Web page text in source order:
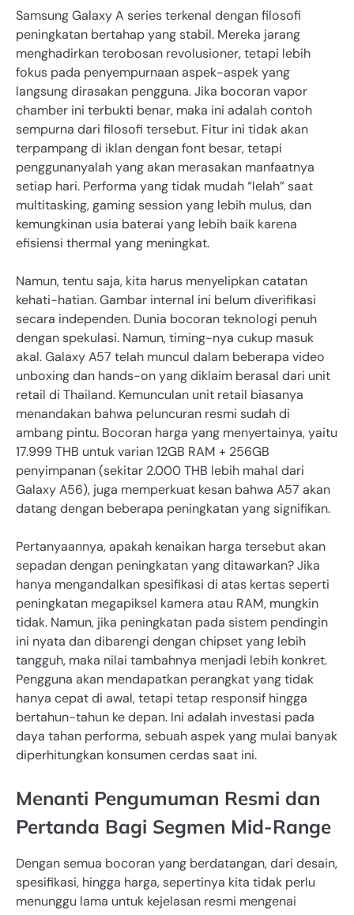
Samsung Galaxy A series terkenal dengan filosofi
peningkatan bertahap yang stabil. Mereka jarang
menghadirkan terobosan revolusioner, tetapi lebih
fokus pada penyempurnaan aspek-aspek yang
langsung dirasakan pengguna. Jika bocoran vapor
chamber ini terbukti benar, maka ini adalah contoh
sempurna dari filosofi tersebut. Fitur ini tidak akan
terpampang di iklan dengan font besar, tetapi
penggunanyalah yang akan merasakan manfaatnya
setiap hari. Performa yang tidak mudah “lelah” saat
multitasking, gaming session yang lebih mulus, dan
kemungkinan usia baterai yang lebih baik karena
efisiensi thermal yang meningkat.
Namun, tentu saja, kita harus menyelipkan catatan
kehati-hatian. Gambar internal ini belum diverifikasi
secara independen. Dunia bocoran teknologi penuh
dengan spekulasi. Namun, timing-nya cukup masuk
akal. Galaxy A57 telah muncul dalam beberapa video
unboxing dan hands-on yang diklaim berasal dari unit
retail di Thailand. Kemunculan unit retail biasanya
menandakan bahwa peluncuran resmi sudah di
ambang pintu. Bocoran harga yang menyertainya, yaitu
17.999 THB untuk varian 12GB RAM + 256GB
penyimpanan (sekitar 2.000 THB lebih mahal dari
Galaxy A56), juga memperkuat kesan bahwa A57 akan
datang dengan beberapa peningkatan yang signifikan.
Pertanyaannya, apakah kenaikan harga tersebut akan
sepadan dengan peningkatan yang ditawarkan? Jika
hanya mengandalkan spesifikasi di atas kertas seperti
peningkatan megapiksel kamera atau RAM, mungkin
tidak. Namun, jika peningkatan pada sistem pendingin
ini nyata dan dibarengi dengan chipset yang lebih
tangguh, maka nilai tambahnya menjadi lebih konkret.
Pengguna akan mendapatkan perangkat yang tidak
hanya cepat di awal, tetapi tetap responsif hingga
bertahun-tahun ke depan. Ini adalah investasi pada
daya tahan performa, sebuah aspek yang mulai banyak
diperhitungkan konsumen cerdas saat ini.
Menanti Pengumuman Resmi dan
Pertanda Bagi Segmen Mid-Range
Dengan semua bocoran yang berdatangan, dari desain,
spesifikasi, hingga harga, sepertinya kita tidak perlu
menunggu lama untuk kejelasan resmi mengenai